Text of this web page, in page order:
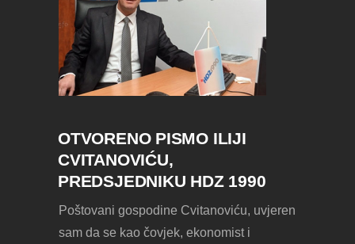
OTVORENO PISMO ILIJI
CVITANOVIĆU,
PREDSJEDNIKU HDZ 1990
Poštovani gospodine Cvitanoviću, uvjeren
sam da se kao čovjek, ekonomist i